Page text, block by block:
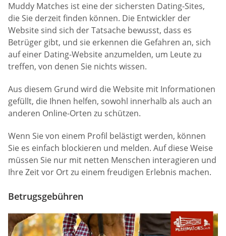
Muddy Matches ist eine der sichersten Dating-Sites,
die Sie derzeit finden können. Die Entwickler der
Website sind sich der Tatsache bewusst, dass es
Betrüger gibt, und sie erkennen die Gefahren an, sich
auf einer Dating-Website anzumelden, um Leute zu
treffen, von denen Sie nichts wissen.
Aus diesem Grund wird die Website mit Informationen
gefüllt, die Ihnen helfen, sowohl innerhalb als auch an
anderen Online-Orten zu schützen.
Wenn Sie von einem Profil belästigt werden, können
Sie es einfach blockieren und melden. Auf diese Weise
müssen Sie nur mit netten Menschen interagieren und
Ihre Zeit vor Ort zu einem freudigen Erlebnis machen.
Betrugsgebühren